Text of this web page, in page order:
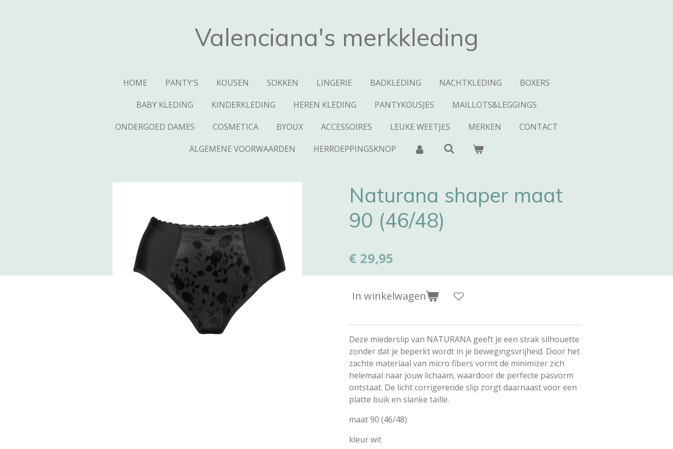
Valenciana's merkkleding
HOME PANTY'S KOUSEN SOKKEN LINGERIE BADKLEDING NACHTKLEDING
BOXERS
BABY KLEDING
KINDERKLEDING HEREN KLEDING PANTYKOUSJES
MAILLOTS&LEGGINGS
ONDERGOED DAMES
COSMETICA BYOUX ACCESSOIRES LEUKE WEETJES MERKEN
CONTACT
ALGEMENE VOORWAARDEN
HERROEPPINGSKNOP
Naturana shaper maat
90 (46/48)
€ 29,95
In winkelwagen
Deze miederslip van NATURANA geeft je een strak silhouette
zonder dat je beperkt wordt in je bewegingsvrijheid. Door het
zachte materiaal van micro fibers vormt de minimizer zich
helemaal naar jouw lichaam, waardoor de perfecte pasvorm
ontstaat. De licht corrigerende slip zorgt daarnaast voor een
platte buik en slanke taille.
maat 90 (46/48)
kleur wit